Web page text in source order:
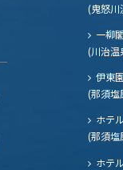
(鬼怒川
一柳
(川治温
伊東
(那須塩
ホテ
(那須塩
ホテ